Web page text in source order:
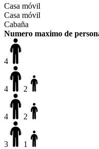
Casa móvil
Casa móvil
Cabaña
Numero maximo de
4
4 2
4 2
3 1